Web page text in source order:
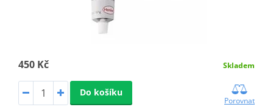
450 Kč Skladem
Do košíku
Porovnat